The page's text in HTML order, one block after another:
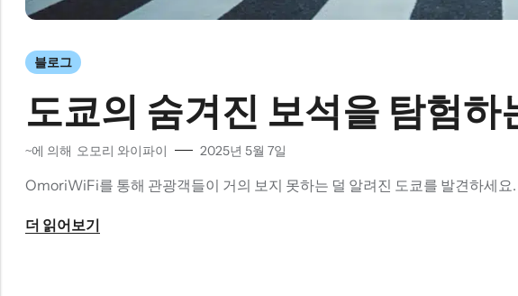
블로그
도쿄의 숨겨진 보석을 탐험하
~에 의해 오모리 와이파이 2025년 5월 7일
OmoriWiFi를 통해 관광객들이 거의 보지 못하는 덜 알려진 도쿄를 발견하세
더 읽어보기